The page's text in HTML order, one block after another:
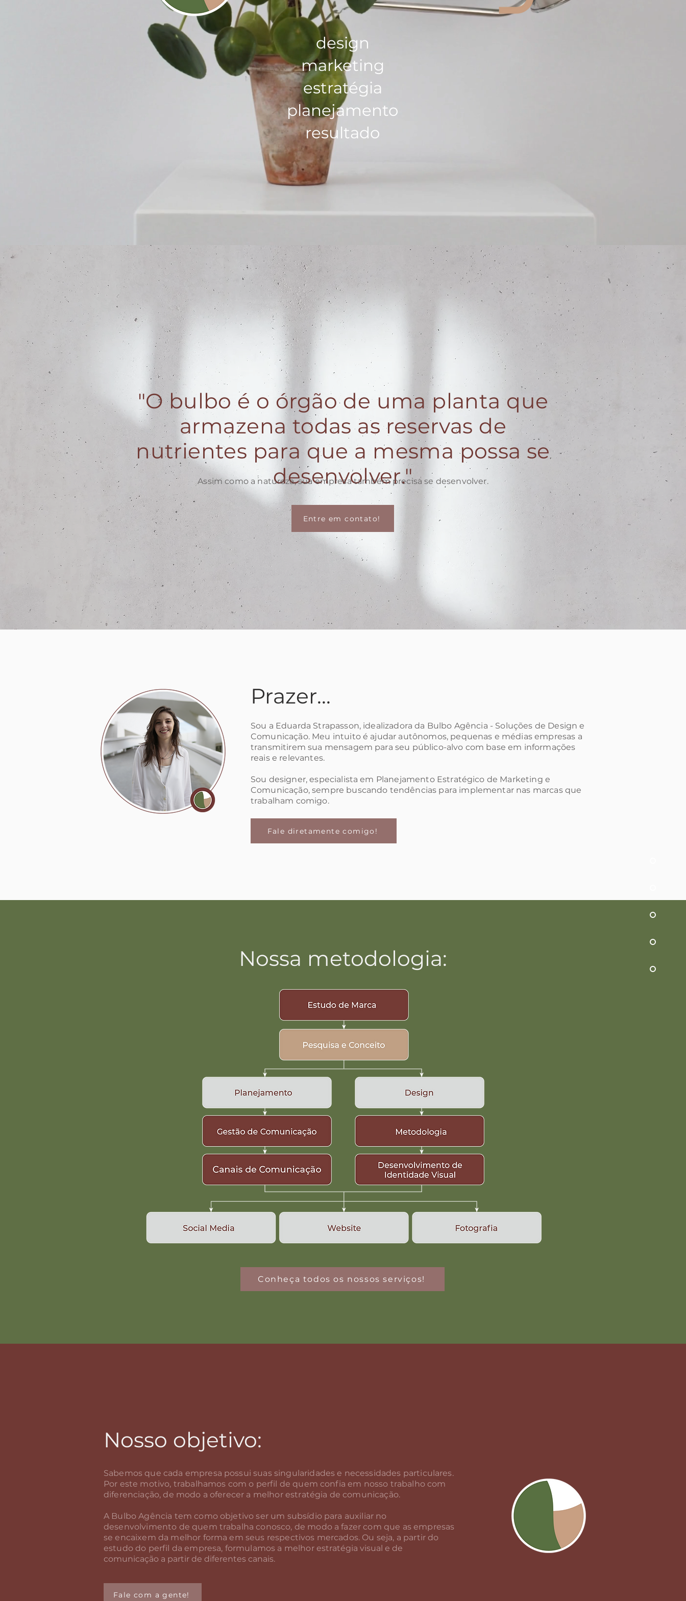
design
marketing
estratégia
planejamento
resultado
"O bulbo é o órgão de uma planta que
armazena todas as reservas de
nutrientes para que a mesma possa se
desenvolver."
Assim como a natureza, sua empresa também precisa se desenvolver.
Entre em contato!
Prazer...
Sou a Eduarda Strapasson, idealizadora da Bulbo Agência - Soluções de Design e
Comunicação. Meu intuito é ajudar autônomos, pequenas e médias empresas a
transmitirem sua mensagem para seu público-alvo com base em informações
reais e relevantes.
Sou designer, especialista em Planejamento Estratégico de Marketing e
Comunicação, sempre buscando tendências para implementar nas marcas que
trabalham comigo.
Fale diretamente comigo!
Nossa metodologia:
Conheça todos os nossos serviços!
Nosso objetivo:
Sabemos que cada empresa possui suas singularidades e necessidades particulares.
Por este motivo, trabalhamos com o perfil de quem confia em nosso trabalho com
diferenciação, de modo a oferecer a melhor estratégia de comunicação.
A Bulbo Agência tem como objetivo ser um subsídio para auxiliar no
desenvolvimento de quem trabalha conosco, de modo a fazer com que as empresas
se encaixem da melhor forma em seus respectivos mercados. Ou seja, a partir do
estudo do perfil da empresa, formulamos a melhor estratégia visual e de
comunicação a partir de diferentes canais.
Fale com a gente!